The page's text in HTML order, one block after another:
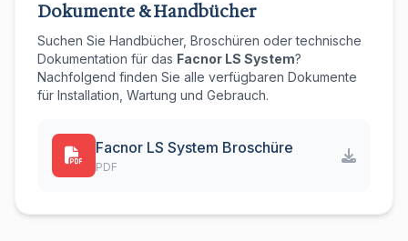
Dokumente & Handbücher
Suchen Sie Handbücher, Broschüren oder technische
Dokumentation für das Facnor LS System?
Nachfolgend finden Sie alle verfügbaren Dokumente
für Installation, Wartung und Gebrauch.
Facnor LS System Broschüre
PDF